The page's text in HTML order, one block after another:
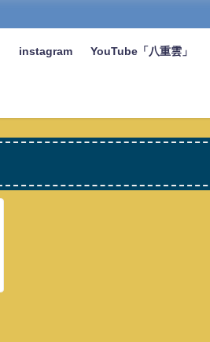
instagram YouTube「八重雲」